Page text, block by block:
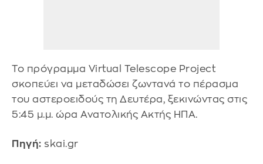
Το πρόγραμμα Virtual Telescope Project
σκοπεύει να μεταδώσει ζωντανά το πέρασμα
του αστεροειδούς τη Δευτέρα, ξεκινώντας στις
5:45 μ.μ. ώρα Ανατολικής Ακτής ΗΠΑ.
Πηγή: skai.gr